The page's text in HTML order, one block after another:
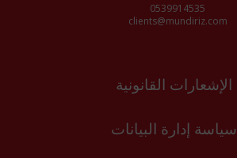
0539914535
clients@mundiriz.com
الإشعارات القانونية
سياسة إدارة البيانات